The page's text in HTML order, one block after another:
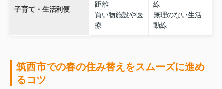
子育て・生活利便
距離
買い物施設や医
療
線
無理のない生活
動線
筑西市での春の住み替えをスムーズに進め
るコツ